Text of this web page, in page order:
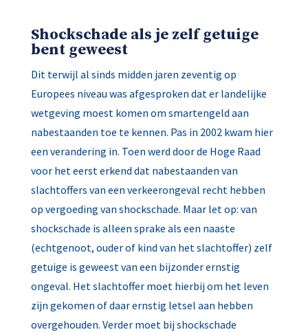
Shockschade als je zelf getuige
bent geweest
Dit terwijl al sinds midden jaren zeventig op
Europees niveau was afgesproken dat er landelijke
wetgeving moest komen om smartengeld aan
nabestaanden toe te kennen. Pas in 2002 kwam hier
een verandering in. Toen werd door de Hoge Raad
voor het eerst erkend dat nabestaanden van
slachtoffers van een verkeerongeval recht hebben
op vergoeding van shockschade. Maar let op: van
shockschade is alleen sprake als een naaste
(echtgenoot, ouder of kind van het slachtoffer) zelf
getuige is geweest van een bijzonder ernstig
ongeval. Het slachtoffer moet hierbij om het leven
zijn gekomen of daar ernstig letsel aan hebben
overgehouden. Verder moet bij shockschade